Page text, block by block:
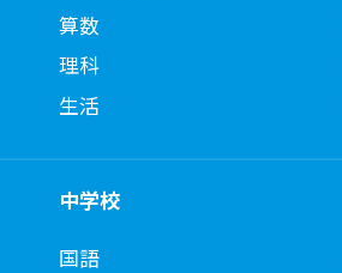
算数
理科
生活
中学校
国語